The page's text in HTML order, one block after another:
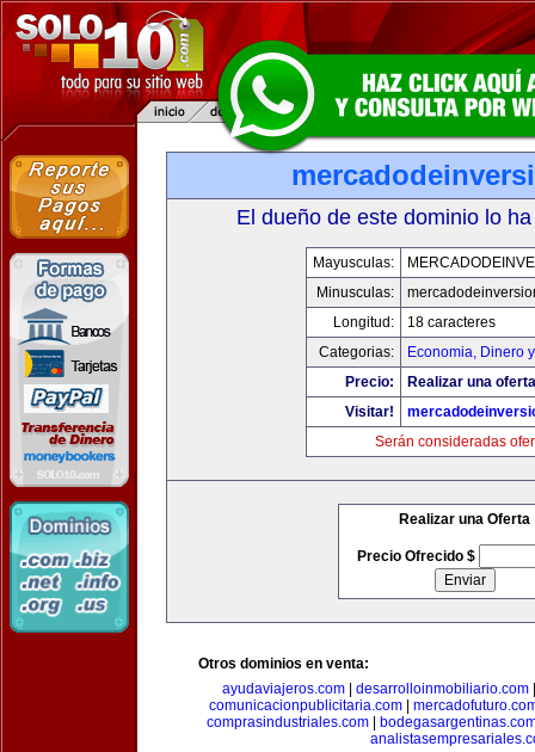
El dueño de este dominio lo
Mayusculas:
Minusculas:
Longitud:
18 caracteres
Categorias:
Economia, Dinero
Precio:
Realizar una
Visitar!
Serán consideradas
Realizar una Oferta
Precio Ofrecido $
Otros dominios en venta:
ayudaviajeros.com
desarrolloinmobiliario.com
comunicacionpublicitaria.com|
comprasindustriales.com